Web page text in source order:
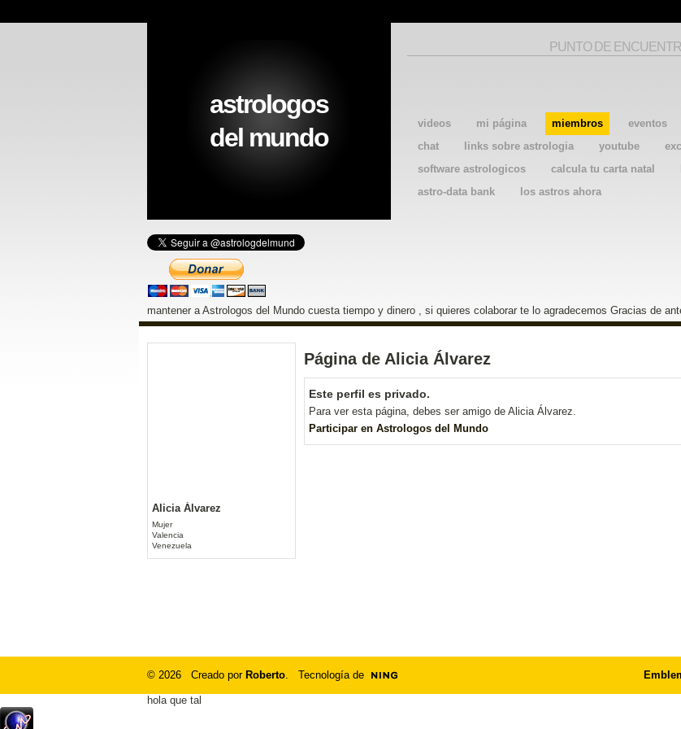
videos mi página miembros eventos
chat
links sobre astrologia youtube
software astrologicos
calcula tu carta natal
astro-data bank
los astros ahora
astrologos
del mundo
PUNTO DE
mantener a Astrologos del Mundo cuesta tiempo y dinero , si quieres colaborar te lo agradecemos Gracias de
Alicia Álvarez
Mujer
Valencia
Venezuela
Página de Alicia Álvarez
Este perfil es privado.
Para ver esta página, debes ser amigo de Alicia Álvarez.
Participar en Astrologos del Mundo
© 2026 Creado por Roberto. Tecnología de
hola que tal